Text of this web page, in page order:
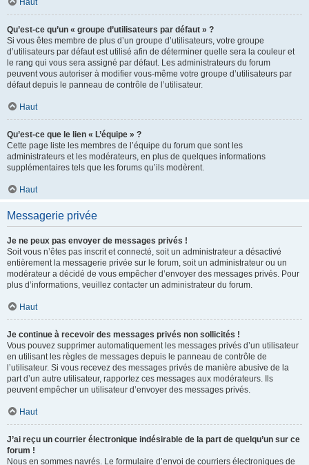
Haut
Qu’est-ce qu’un « groupe d’utilisateurs par défaut » ?
Si vous êtes membre de plus d’un groupe d’utilisateurs, votre groupe
d’utilisateurs par défaut est utilisé afin de déterminer quelle sera la couleur et
le rang qui vous sera assigné par défaut. Les administrateurs du forum
peuvent vous autoriser à modifier vous-même votre groupe d’utilisateurs par
défaut depuis le panneau de contrôle de l’utilisateur.
Haut
Qu’est-ce que le lien « L’équipe » ?
Cette page liste les membres de l’équipe du forum que sont les
administrateurs et les modérateurs, en plus de quelques informations
supplémentaires tels que les forums qu’ils modèrent.
Haut
Messagerie privée
Je ne peux pas envoyer de messages privés !
Soit vous n’êtes pas inscrit et connecté, soit un administrateur a désactivé
entièrement la messagerie privée sur le forum, soit un administrateur ou un
modérateur a décidé de vous empêcher d’envoyer des messages privés. Pour
plus d’informations, veuillez contacter un administrateur du forum.
Haut
Je continue à recevoir des messages privés non sollicités !
Vous pouvez supprimer automatiquement les messages privés d’un utilisateur
en utilisant les règles de messages depuis le panneau de contrôle de
l’utilisateur. Si vous recevez des messages privés de manière abusive de la
part d’un autre utilisateur, rapportez ces messages aux modérateurs. Ils
peuvent empêcher un utilisateur d’envoyer des messages privés.
Haut
J’ai reçu un courrier électronique indésirable de la part de quelqu’un sur ce
forum !
Nous en sommes navrés. Le formulaire d’envoi de courriers électroniques de